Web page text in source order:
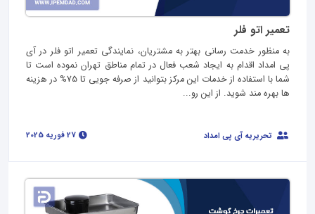
تعمیر اتو فلر
به منظور خدمت رسانی بهتر به مشتریان، نمایندگی تعمیر اتو فلر در آی
پی امداد اقدام به ایجاد شعب فعال در تمام مناطق تهران نموده است تا
شما با استفاده از خدمات این مرکز بتوانید از صرفه جویی تا 75% در هزینه
ها بهره مند شوید. از این رو...
تحریریه آی پی امداد